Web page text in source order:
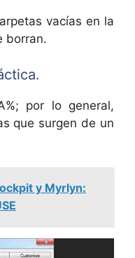
vacías en la
borran.
por lo general,
que surgen de un
y Myrlyn: